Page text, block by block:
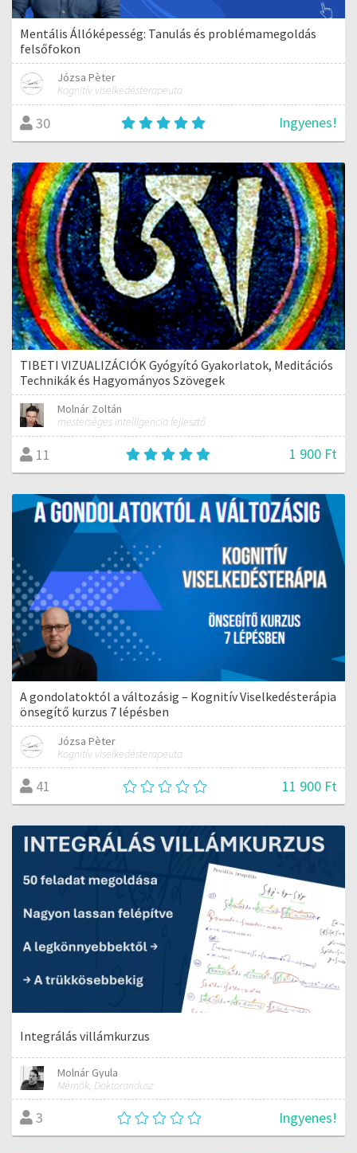
Mentális Állóképesség: Tanulás és problémamegoldás
felsőfokon
Józsa Pèter
Kognitív viselkedésterapeuta
30 Ingyenes!
TIBETI VIZUALIZÁCIÓK Gyógyító Gyakorlatok, Meditációs
Technikák és Hagyományos Szövegek
Molnár Zoltán
mesterséges intelligencia fejlesztő
11 1 900 Ft
A gondolatoktól a változásig – Kognitív Viselkedésterápia
önsegítő kurzus 7 lépésben
Józsa Pèter
Kognitív viselkedésterapeuta
41 11 900 Ft
Integrálás villámkurzus
Molnár Gyula
Mérnök, Doktorandusz
3 Ingyenes!